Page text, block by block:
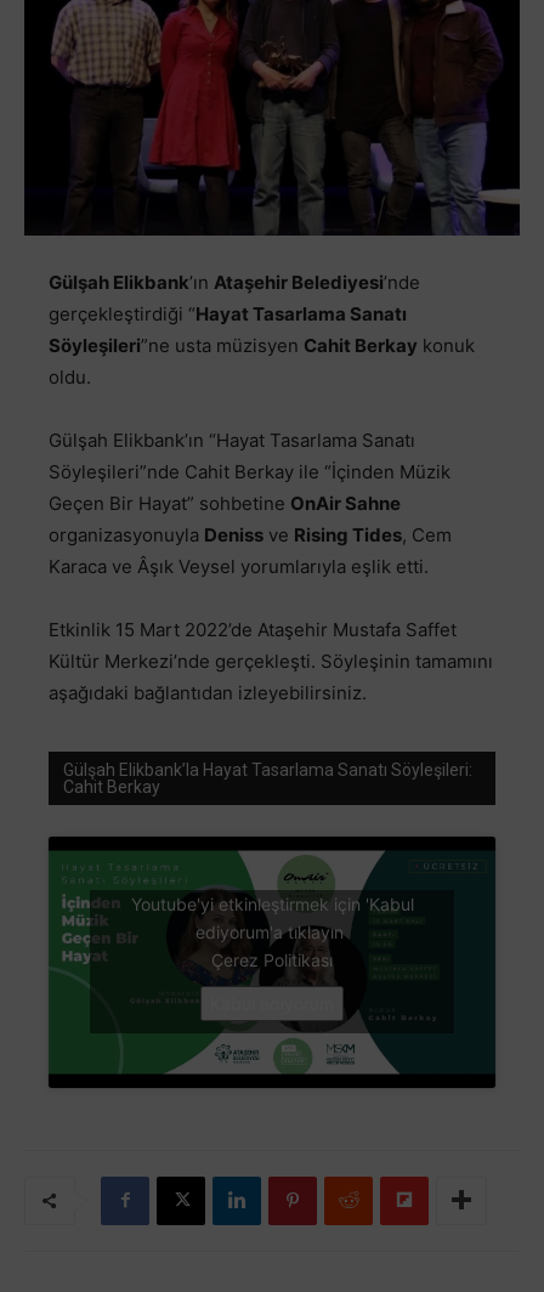
Gülşah Elikbank’ın Ataşehir Belediyesi’nde
gerçekleştirdiği “Hayat Tasarlama Sanatı
Söyleşileri”ne usta müzisyen Cahit Berkay konuk
oldu.
Gülşah Elikbank’ın “Hayat Tasarlama Sanatı
Söyleşileri”nde Cahit Berkay ile “İçinden Müzik
Geçen Bir Hayat” sohbetine OnAir Sahne
organizasyonuyla Deniss ve Rising Tides, Cem
Karaca ve Âşık Veysel yorumlarıyla eşlik etti.
Etkinlik 15 Mart 2022’de Ataşehir Mustafa Saffet
Kültür Merkezi’nde gerçekleşti. Söyleşinin tamamını
aşağıdaki bağlantıdan izleyebilirsiniz.
Gülşah Elikbank’la Hayat Tasarlama Sanatı Söyleşileri:
Cahit Berkay
Youtube'yi etkinleştirmek için 'Kabul
ediyorum'a tıklayın
Çerez Politikası